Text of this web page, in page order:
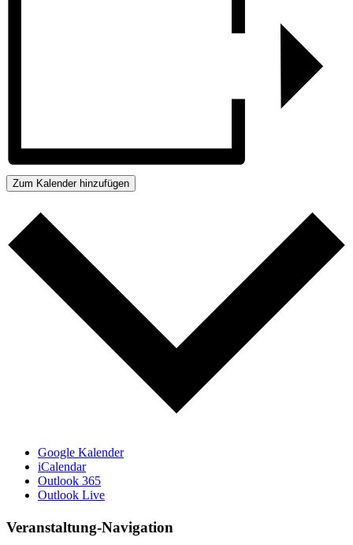
Zum Kalender hinzufügen
Google Kalender
iCalendar
Outlook 365
Outlook Live
Veranstaltung-Navigation